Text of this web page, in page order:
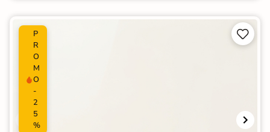
P
R
O
M
O
-
2
5
%

